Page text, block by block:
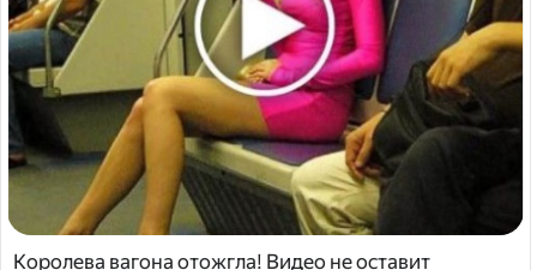
Королева вагона отожгла! Видео не оставит